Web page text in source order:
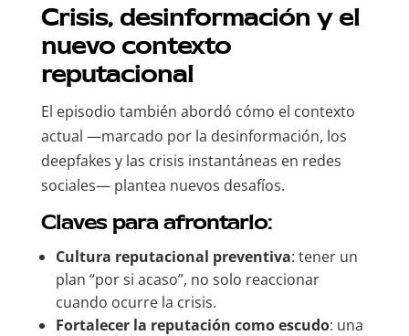
Crisis, desinformación y el
nuevo contexto
reputacional
El episodio también abordó cómo el contexto
actual —marcado por la desinformación, los
deepfakes y las crisis instantáneas en redes
sociales— plantea nuevos desafíos.
Claves para afrontarlo:
Cultura reputacional preventiva: tener un
plan “por si acaso”, no solo reaccionar
cuando ocurre la crisis.
Fortalecer la reputación como escudo: una